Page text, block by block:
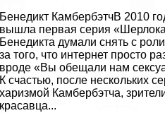
Бенедикт КамбербэтчВ 2010
вышла первая серия
Бенедикта думали снять с
за того, что интернет просто
вроде «Вы обещали нам
К счастью, после нескольких
харизмой Камбербэтча,
красавца...